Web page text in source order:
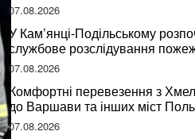
07.08.2026
У Кам’янці-Подільському
службове розслідування
сміттєзвалищі
07.08.2026
Комфортні перевезення з
до Варшави та інших міст
07.08.2026